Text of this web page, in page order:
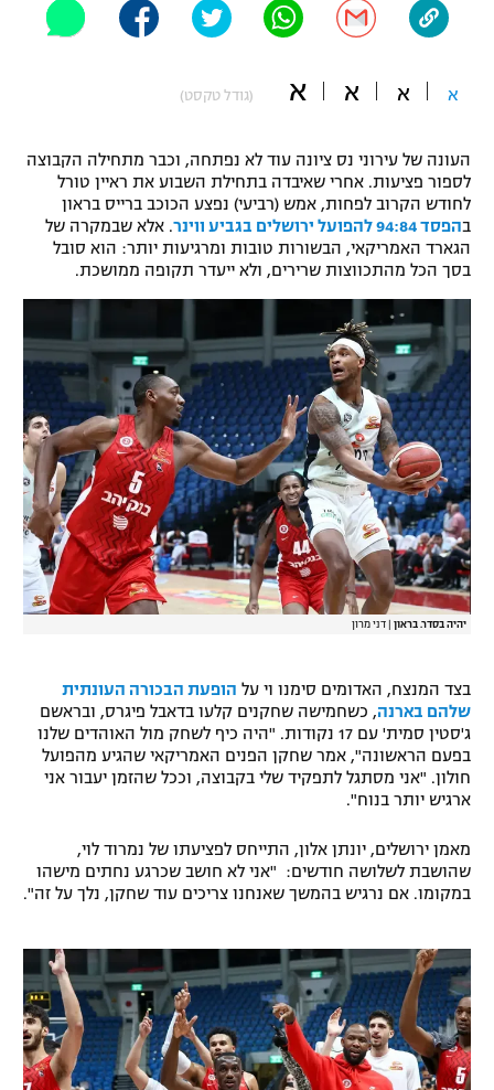
"מחצית בשכונה" – פודקאסט
משתתפים וזוכים בפרסים
תקנון משתתפים וזוכים בפרסים
תקנון עבור פעילות אלקטרה
תקנון עבור פעילות ספורט 1 – "מרלן"
טניס
גיימינג E-Sports
תנאי שימוש
מדיניות פרטיות
תקנון פעילות ספורט 1
רשיון להקרנה פומבית לבית עסק
הצטרפות לחבילת הערוצים
לוח דרושים – ג'ובנט
תגיות
המגזין
ספורט מוטורי
כדורמים
פוטבול אמריקאי NFL
בייסבול MLB
ספורט אתגרי ואקסטרים
אומנויות לחימה
גיימינג E-Sports
א א א א (גודל טקסט)
העונה של עירוני נס ציונה עוד לא נפתחה, וכבר מתחילה הקבוצה
לספור פציעות. אחרי שאיבדה בתחילת השבוע את ראיין טורל
לחודש הקרוב לפחות, אמש (רביעי) נפצע הכוכב ברייס בראון
בהפסד 94:84 להפועל ירושלים בגביע ווינר
. אלא שבמקרה של
הגארד האמריקאי, הבשורות טובות ומרגיעות יותר: הוא סובל
בסך הכל מהתכווצות שרירים, ולא ייעדר תקופה ממושכת.
יהיה בסדר. בראון דני מרון
בצד המנצח, האדומים סימנו וי על הופעת הבכורה העונתית
שלהם בארנה, כשחמישה שחקנים קלעו בדאבל פיגרס, ובראשם
ג'סטין סמית' עם 17 נקודות. "היה כיף לשחק מול האוהדים שלנו
בפעם הראשונה", אמר שחקן הפנים האמריקאי שהגיע מהפועל
חולון. "אני מסתגל לתפקיד שלי בקבוצה, וככל שהזמן יעבור אני
ארגיש יותר בנוח".
מאמן ירושלים, יונתן אלון, התייחס לפציעתו של נמרוד לוי,
שהושבת לשלושה חודשים: "אני לא חושב שכרגע נחתים מישהו
במקומו. אם נרגיש בהמשך שאנחנו צריכים עוד שחקן, נלך על זה".